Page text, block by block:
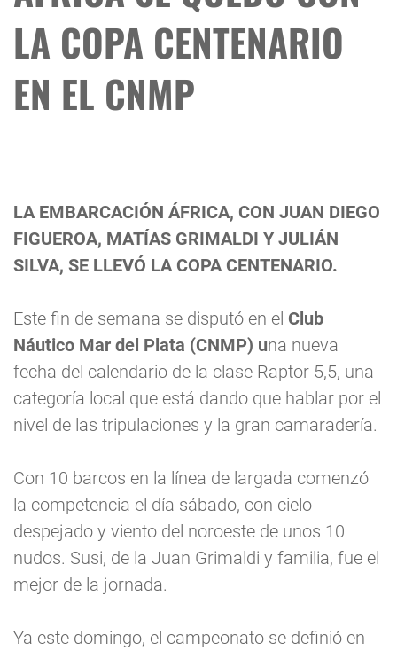
LA COPA CENTENARIO
EN EL CNMP
LA EMBARCACIÓN ÁFRICA, CON JUAN DIEGO
FIGUEROA, MATÍAS GRIMALDI Y JULIÁN
SILVA, SE LLEVÓ LA COPA CENTENARIO.
Este fin de semana se disputó en el Club
Náutico Mar del Plata (CNMP) una nueva
fecha del calendario de la clase Raptor 5,5, una
categoría local que está dando que hablar por el
nivel de las tripulaciones y la gran camaradería.
Con 10 barcos en la línea de largada comenzó
la competencia el día sábado, con cielo
despejado y viento del noroeste de unos 10
nudos. Susi, de la Juan Grimaldi y familia, fue el
mejor de la jornada.
Ya este domingo, el campeonato se definió en